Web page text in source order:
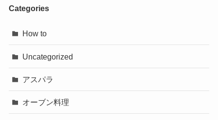
Categories
How to
Uncategorized
アスパラ
オーブン料理